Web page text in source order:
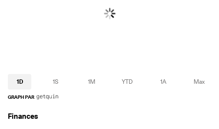
1D 1S 1M YTD 1A Max
GRAPH PAR
Finances